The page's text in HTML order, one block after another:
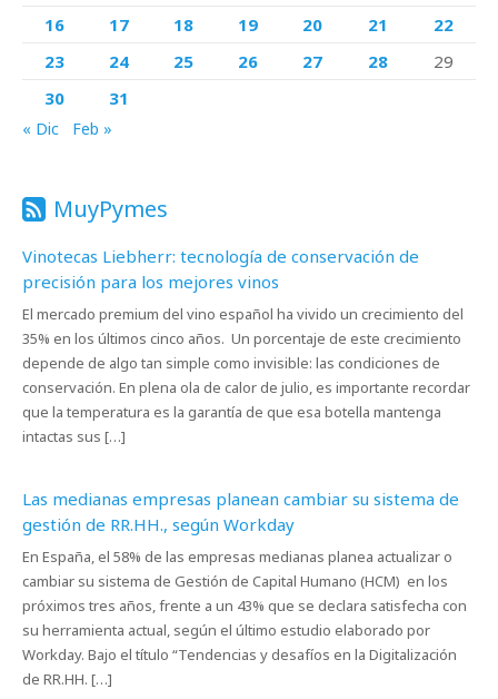
16 17 18 19 20 21
22
23
24 25 26 27 28
29
30
31
« Dic Feb »
MuyPymes
Vinotecas Liebherr: tecnología de conservación de
precisión para los mejores vinos
El mercado premium del vino español ha vivido un crecimiento del
35% en los últimos cinco años. Un porcentaje de este crecimiento
depende de algo tan simple como invisible: las condiciones de
conservación. En plena ola de calor de julio, es importante recordar
que la temperatura es la garantía de que esa botella mantenga
intactas sus […]
Las medianas empresas planean cambiar su sistema de
gestión de RR.HH., según Workday
En España, el 58% de las empresas medianas planea actualizar o
cambiar su sistema de Gestión de Capital Humano (HCM) en los
próximos tres años, frente a un 43% que se declara satisfecha con
su herramienta actual, según el último estudio elaborado por
Workday. Bajo el título “Tendencias y desafíos en la Digitalización
de RR.HH. […]